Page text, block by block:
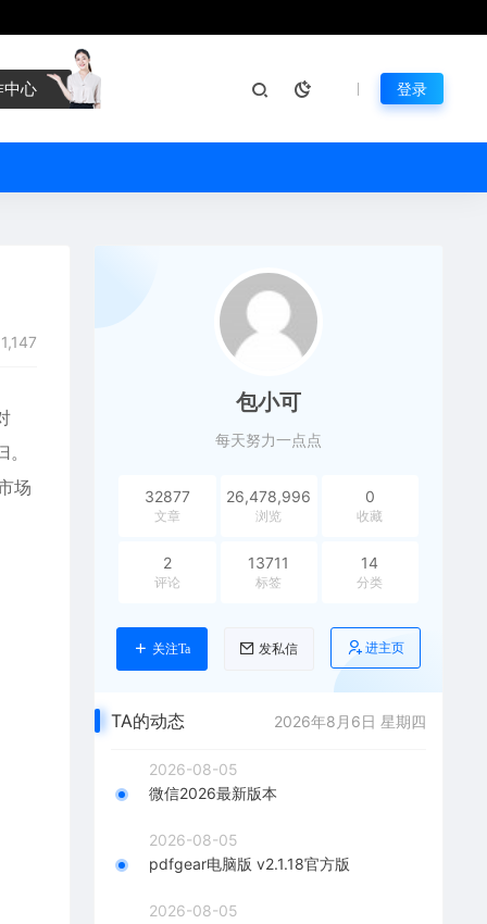
心 登录
场
包小可
每天努力一点点
32877
文章
26,478,996
浏览
0
收藏
2
评论
13711
标签
14
分类
关注Ta 发私信 进主页
TA的动态 2026年8月6日 星期四
2026-08-05
微信2026最新版本
2026-08-05
pdfgear电脑版 v2.1.18官方版
2026-08-05